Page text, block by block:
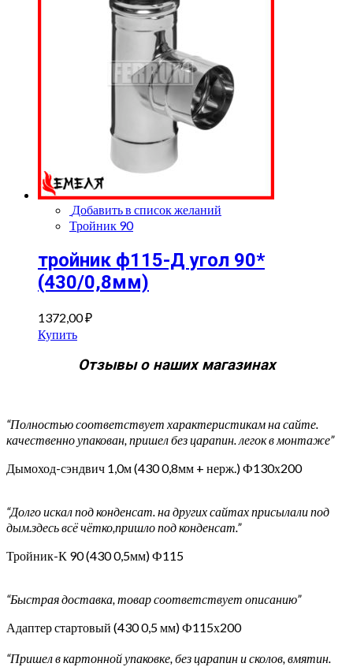
Добавить в список желаний
Тройник 90
тройник ф115-Д угол 90*
(430/0,8мм)
1372,00₽
Купить
Отзывы о наших магазинах
“Полностью соответствует характеристикам на сайте.
качественно упакован, пришел без царапин. легок в монтаже”
Дымоход-сэндвич 1,0м (430 0,8мм + нерж.) Ф130х200
“Долго искал под конденсат. на других сайтах присылали под
дым.здесь всё чётко,пришло под конденсат.”
Тройник-К 90 (430 0,5мм) Ф115
“Быстрая доставка, товар соответствует описанию”
Адаптер стартовый (430 0,5 мм) Ф115х200
“Пришел в картонной упаковке, без царапин и сколов, вмятин.